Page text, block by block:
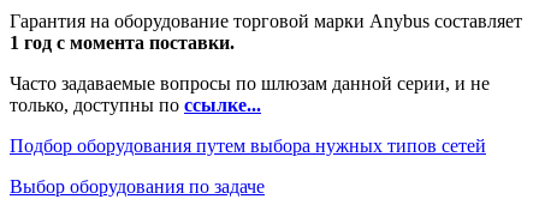
Гарантия на оборудование торговой марки Anybus составляет
1 год с момента поставки.
Часто задаваемые вопросы по шлюзам данной серии, и не
только, доступны по ссылке...
Подбор оборудования путем выбора нужных типов сетей
Выбор оборудования по задаче